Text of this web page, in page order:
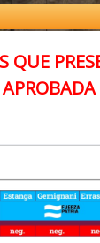
QUE